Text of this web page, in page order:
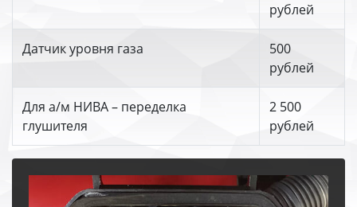
рублей
Датчик уровня газа
500
рублей
Для а/м НИВА – переделка
глушителя
2 500
рублей